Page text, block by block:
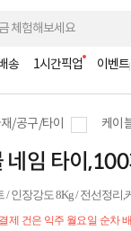
송 1시간픽업 이벤트
/공구/타이 케이
네임 타이
/ 인장강도 8Kg / 전선정
제 건은 익주 월요일 순차